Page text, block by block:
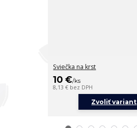
Sviečka na krst
10 €/ks
8,13 € bez DPH
Zvoliť variant